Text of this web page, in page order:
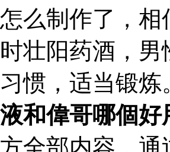
怎么制作了，
时壮阳药酒，
习惯，适当锻
液和偉哥哪個好
方全部内容，